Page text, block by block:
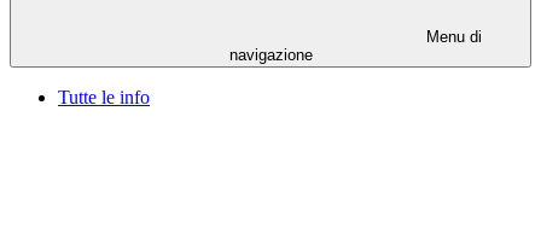
Menu di
navigazione
Tutte le info